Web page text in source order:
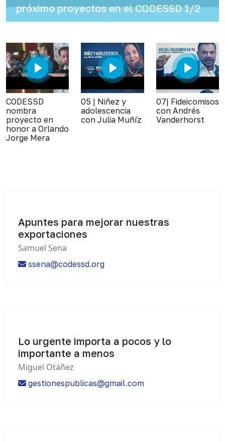
próximo proyectos en el CODESSD 1/2
CODESSD
nombra
proyecto en
honor a Orlando
Jorge Mera
05 | Niñez y
adolescencia
con Julia Muñíz
07| Fideicomisos
con Andrés
Vanderhorst
Apuntes para mejorar nuestras
exportaciones
Samuel Sena
ssena@codessd.org
Lo urgente importa a pocos y lo
importante a menos
Miguel Otáñez
gestionespublicas@gmail.com